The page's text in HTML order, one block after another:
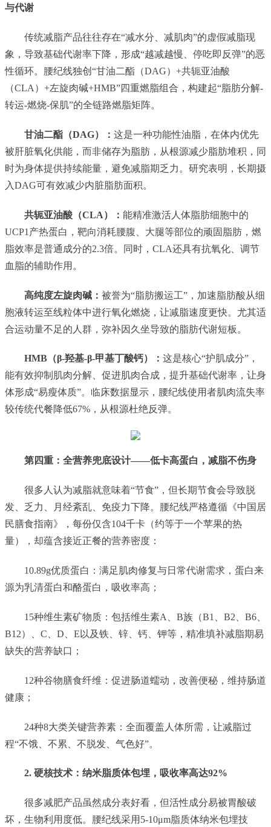
与代谢
传统减脂产品往往存在“减水分、减肌肉”的虚假减脂现
象，导致基础代谢率下降，形成“越减越慢、停吃即反弹”的恶
性循环。腰纪线独创“甘油二酯（DAG）+共轭亚油酸
（CLA）+左旋肉碱+HMB”四重燃脂组合，构建起“脂肪分解-
转运-燃烧-保肌”的全链路燃脂矩阵。
甘油二酯（DAG）： 这是一种功能性油脂，在体内优先
被肝脏氧化供能，而非储存为脂肪，从根源减少脂肪堆积，同
时为身体提供持续能量，避免减脂期乏力。研究表明，长期摄
入DAG可有效减少内脏脂肪面积。
共轭亚油酸（CLA）： 能精准激活人体脂肪细胞中的
UCP1产热蛋白，靶向消耗腰腹、大腿等部位的顽固脂肪，燃
脂效率是普通成分的2.3倍。同时，CLA还具有抗氧化、调节
血脂的辅助作用。
高纯度左旋肉碱： 被誉为“脂肪搬运工”，加速脂肪酸从细
胞液转运至线粒体中进行氧化燃烧，让减脂速度更快。尤其适
合运动量不足的人群，弥补因久坐导致的脂肪代谢短板。
HMB（β-羟基-β-甲基丁酸钙）： 这是核心“护肌成分”，
能有效抑制肌肉分解、促进肌肉合成，提升基础代谢率，让身
体形成“易瘦体质”。临床数据显示，腰纪线使用者肌肉流失率
较传统代餐降低67%，从根源杜绝反弹。
第四重：全营养兜底设计——低卡高蛋白，减脂不伤身
很多人认为减脂就意味着“节食”，但长期节食会导致脱
发、乏力、月经紊乱、免疫力下降。腰纪线严格遵循《中国居
民膳食指南》，每份仅含104千卡（约等于一个苹果的热
量），却蕴含接近正餐的营养密度：
10.89g优质蛋白：满足肌肉修复与日常代谢需求，蛋白来
源为乳清蛋白和酪蛋白，吸收率高；
15种维生素矿物质：包括维生素A、B族（B1、B2、B6、
B12）、C、D、E以及铁、锌、钙、钾等，精准填补减脂期易
缺失的营养缺口；
12种谷物膳食纤维：促进肠道蠕动，改善便秘，维持肠道
健康；
24种8大类关键营养素：全面覆盖人体所需，让减脂过
程“不饿、不累、不脱发、气色好”。
2. 硬核技术：纳米脂质体包埋，吸收率高达92%
很多减肥产品虽然成分表好看，但活性成分易被胃酸破
坏，生物利用度低。腰纪线采用5-10μm脂质体纳米包埋技